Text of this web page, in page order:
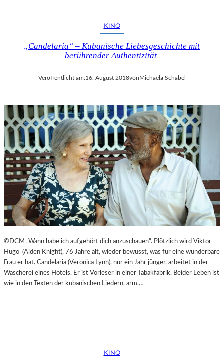
KINO
„Candelaria“ – Kubanische Liebesgeschichte mit
berührender Authentizität
Veröffentlicht am:16. August 2018vonMichaela Schabel
©DCM „Wann habe ich aufgehört dich anzuschauen“. Plötzlich wird Viktor
Hugo (Alden Knight), 76 Jahre alt, wieder bewusst, was für eine wunderbare
Frau er hat. Candelaria (Veronica Lynn), nur ein Jahr jünger, arbeitet in der
Wäscherei eines Hotels. Er ist Vorleser in einer Tabakfabrik. Beider Leben ist
wie in den Texten der kubanischen Liedern, arm,…
KINO